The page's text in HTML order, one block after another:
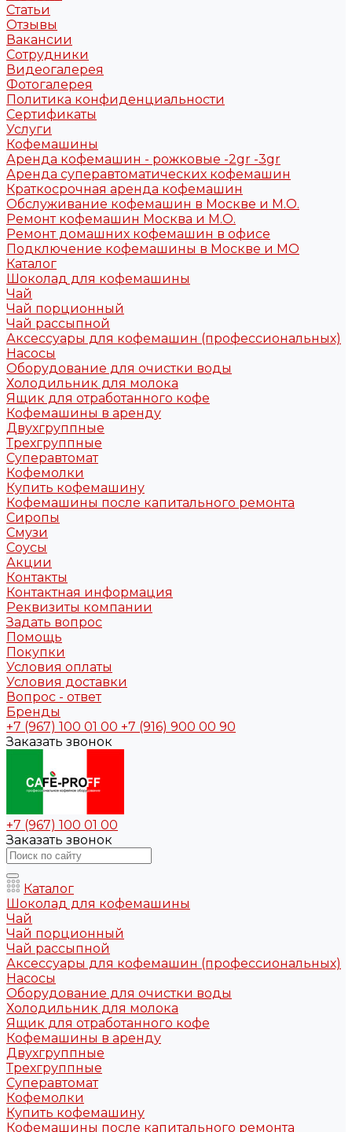
Статьи
Отзывы
Вакансии
Сотрудники
Видеогалерея
Фотогалерея
Политика конфиденциальности
Сертификаты
Услуги
Кофемашины
Аренда кофемашин - рожковые -2gr -3gr
Аренда суперавтоматических кофемашин
Краткосрочная аренда кофемашин
Обслуживание кофемашин в Москве и М.О.
Ремонт кофемашин Москва и М.О.
Ремонт домашних кофемашин в офисе
Подключение кофемашины в Москве и МО
Каталог
Шоколад для кофемашины
Чай
Чай порционный
Чай рассыпной
Аксессуары для кофемашин (профессиональных)
Насосы
Оборудование для очистки воды
Холодильник для молока
Ящик для отработанного кофе
Кофемашины в аренду
Двухгруппные
Трехгруппные
Суперавтомат
Кофемолки
Купить кофемашину
Кофемашины после капитального ремонта
Сиропы
Смузи
Соусы
Акции
Контакты
Контактная информация
Реквизиты компании
Задать вопрос
Помощь
Покупки
Условия оплаты
Условия доставки
Вопрос - ответ
Бренды
+7 (967) 100 01 00 +7 (916) 900 00 90
Заказать звонок
+7 (967) 100 01 00
Заказать звонок
Каталог
Шоколад для кофемашины
Чай
Чай порционный
Чай рассыпной
Аксессуары для кофемашин (профессиональных)
Насосы
Оборудование для очистки воды
Холодильник для молока
Ящик для отработанного кофе
Кофемашины в аренду
Двухгруппные
Трехгруппные
Суперавтомат
Кофемолки
Купить кофемашину
Кофемашины после капитального ремонта